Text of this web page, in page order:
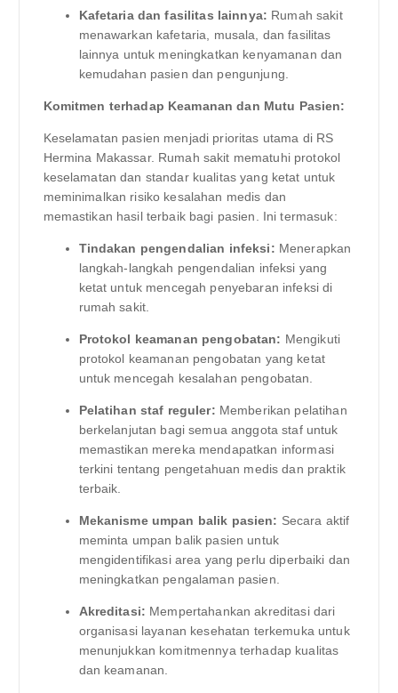
Kafetaria dan fasilitas lainnya: Rumah sakit
menawarkan kafetaria, musala, dan fasilitas
lainnya untuk meningkatkan kenyamanan dan
kemudahan pasien dan pengunjung.
Komitmen terhadap Keamanan dan Mutu Pasien:
Keselamatan pasien menjadi prioritas utama di RS
Hermina Makassar. Rumah sakit mematuhi protokol
keselamatan dan standar kualitas yang ketat untuk
meminimalkan risiko kesalahan medis dan
memastikan hasil terbaik bagi pasien. Ini termasuk:
Tindakan pengendalian infeksi: Menerapkan
langkah-langkah pengendalian infeksi yang
ketat untuk mencegah penyebaran infeksi di
rumah sakit.
Protokol keamanan pengobatan: Mengikuti
protokol keamanan pengobatan yang ketat
untuk mencegah kesalahan pengobatan.
Pelatihan staf reguler: Memberikan pelatihan
berkelanjutan bagi semua anggota staf untuk
memastikan mereka mendapatkan informasi
terkini tentang pengetahuan medis dan praktik
terbaik.
Mekanisme umpan balik pasien: Secara aktif
meminta umpan balik pasien untuk
mengidentifikasi area yang perlu diperbaiki dan
meningkatkan pengalaman pasien.
Akreditasi: Mempertahankan akreditasi dari
organisasi layanan kesehatan terkemuka untuk
menunjukkan komitmennya terhadap kualitas
dan keamanan.